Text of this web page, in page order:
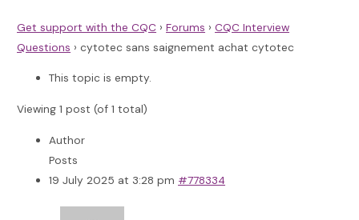
Get support with the CQC › Forums › CQC Interview
Questions › cytotec sans saignement achat cytotec
This topic is empty.
Viewing 1 post (of 1 total)
Author
Posts
19 July 2025 at 3:28 pm #778334